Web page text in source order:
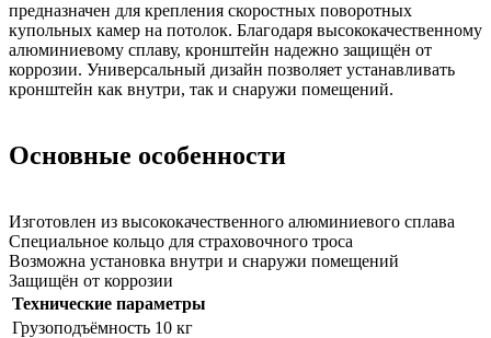
предназначен для крепления скоростных поворотных
купольных камер на потолок. Благодаря высококачественному
алюминиевому сплаву, кронштейн надежно защищён от
коррозии. Универсальный дизайн позволяет устанавливать
кронштейн как внутри, так и снаружи помещений.
Основные особенности
Изготовлен из высококачественного алюминиевого сплава
Специальное кольцо для страховочного троса
Возможна установка внутри и снаружи помещений
Защищён от коррозии
Технические параметры
Грузоподъёмность 10 кг